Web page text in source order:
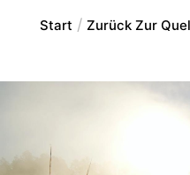
Start Zurück Zur